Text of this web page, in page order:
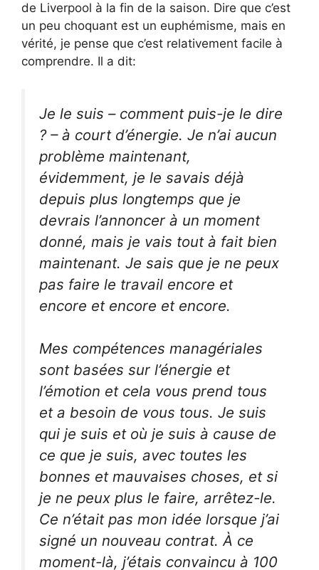
de Liverpool à la fin de la saison. Dire que c’est
un peu choquant est un euphémisme, mais en
vérité, je pense que c’est relativement facile à
comprendre. Il a dit:
Je le suis – comment puis-je le dire
? – à court d’énergie. Je n’ai aucun
problème maintenant,
évidemment, je le savais déjà
depuis plus longtemps que je
devrais l’annoncer à un moment
donné, mais je vais tout à fait bien
maintenant. Je sais que je ne peux
pas faire le travail encore et
encore et encore et encore.
Mes compétences managériales
sont basées sur l’énergie et
l’émotion et cela vous prend tous
et a besoin de vous tous. Je suis
qui je suis et où je suis à cause de
ce que je suis, avec toutes les
bonnes et mauvaises choses, et si
je ne peux plus le faire, arrêtez-le.
Ce n’était pas mon idée lorsque j’ai
signé un nouveau contrat. À ce
moment-là, j’étais convaincu à 100